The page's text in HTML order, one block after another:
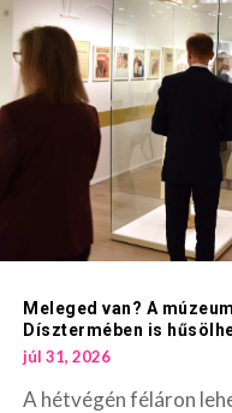
Meleged van? A
Dísztermében is
júl 31, 2026
A hétvégén féláron